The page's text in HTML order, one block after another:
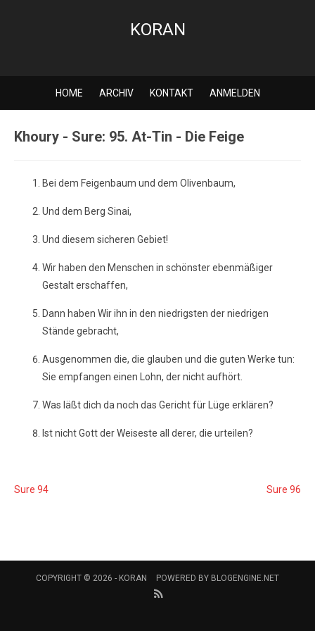
KORAN
HOME ARCHIV KONTAKT ANMELDEN
Khoury - Sure: 95. At-Tin - Die Feige
Bei dem Feigenbaum und dem Olivenbaum,
Und dem Berg Sinai,
Und diesem sicheren Gebiet!
Wir haben den Menschen in schönster ebenmäßiger
Gestalt erschaffen,
Dann haben Wir ihn in den niedrigsten der niedrigen
Stände gebracht,
Ausgenommen die, die glauben und die guten Werke tun:
Sie empfangen einen Lohn, der nicht aufhört.
Was läßt dich da noch das Gericht für Lüge erklären?
Ist nicht Gott der Weiseste all derer, die urteilen?
Sure 94 Sure 96
COPYRIGHT © 2026 - KORAN POWERED BY BLOGENGINE.NET